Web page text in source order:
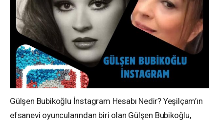
Gülşen Bubikoğlu İnstagram Hesabı Nedir? Yeşilçam’ın
efsanevi oyuncularından biri olan Gülşen Bubikoğlu,